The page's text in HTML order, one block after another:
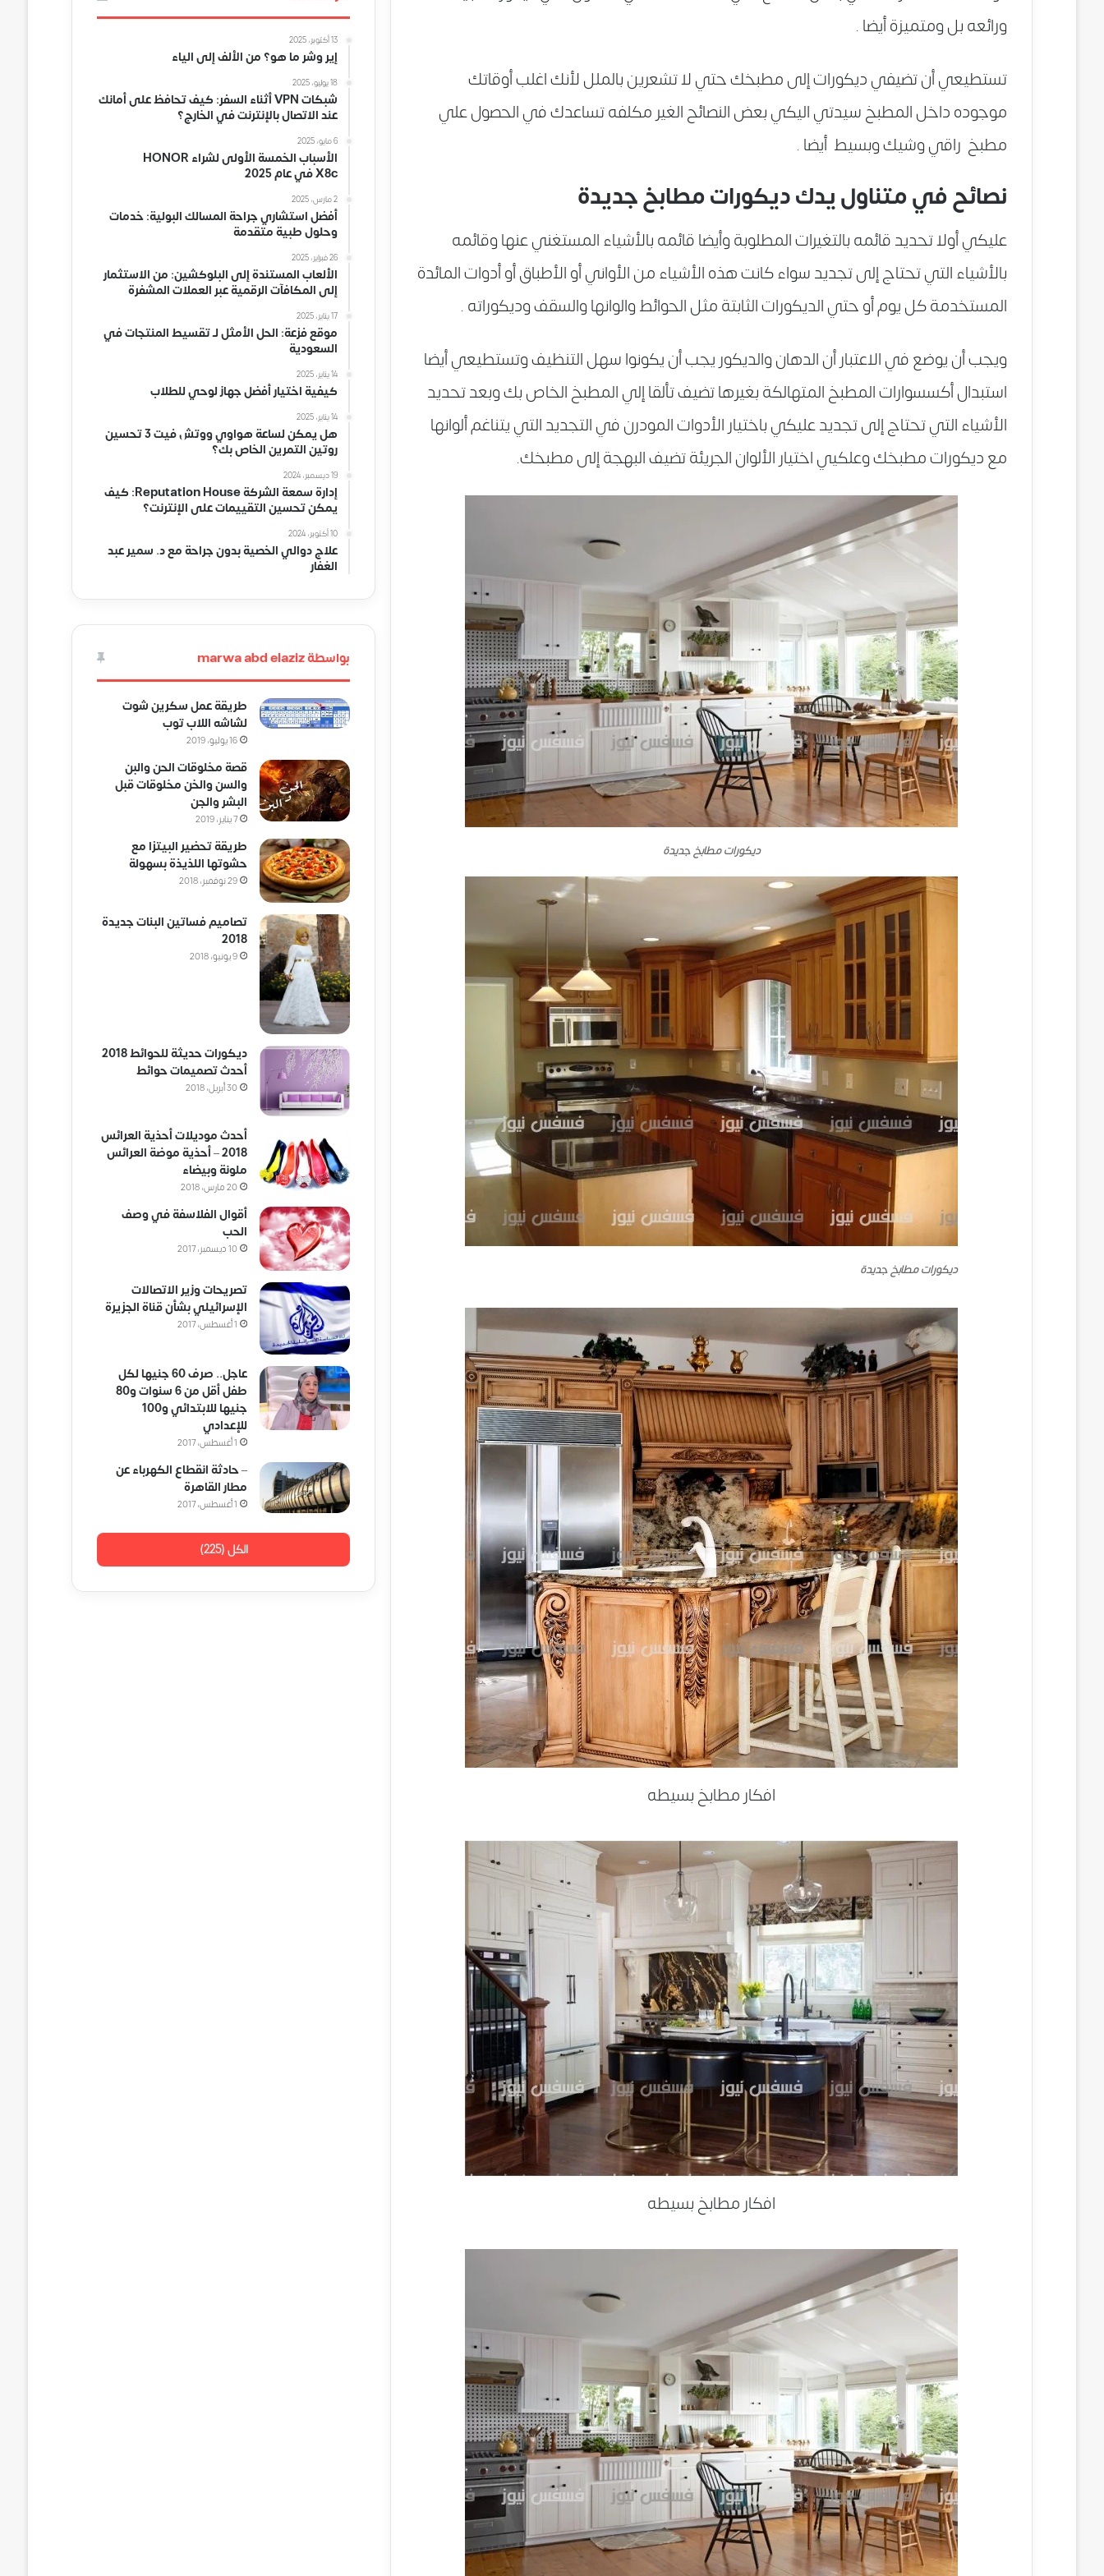
ورائعه بل ومتميزة أيضا .
تستطيعي أن تضيفي ديكورات إلى مطبخك حتي لا تشعرين بالملل لأنك اغلب أوقاتك
موجوده داخل المطبخ سيدتي اليكي بعض النصائح الغير مكلفه تساعدك في الحصول علي
مطبخ راقي وشيك وبسيط أيضا .
نصائح في متناول يدك ديكورات مطابخ جديدة
عليكي أولا تحديد قائمه بالتغيرات المطلوبة وأيضا قائمه بالأشياء المستغني عنها وقائمه
بالأشياء التي تحتاج إلى تجديد سواء كانت هذه الأشياء من الأواني أو الأطباق أو أدوات المائدة
المستخدمة كل يوم أو حتي الديكورات الثابتة مثل الحوائط والوانها والسقف وديكوراته .
ويجب أن يوضع في الاعتبار أن الدهان والديكور يجب أن يكونوا سهل التنظيف وتستطيعي أيضا
استبدال أكسسوارات المطبخ المتهالكة بغيرها تضيف تألقا إلي المطبخ الخاص بك وبعد تحديد
الأشياء التي تحتاج إلى تجديد عليكي باختيار الأدوات المودرن في التجديد التي يتناغم ألوانها
مع ديكورات مطبخك وعلكيي اختيار الألوان الجريئة تضيف البهجة إلى مطبخك.
ديكورات مطابخ جديدة
ديكورات مطابخ جديدة
افكار مطابخ بسيطه
افكار مطابخ بسيطه
13 أكتوبر، 2025
إير وشر ما هو؟ من الألف إلى الياء
18 يوليو، 2025
شبكات VPN أثناء السفر: كيف تحافظ على أمانك
عند الاتصال بالإنترنت في الخارج؟
6 مايو، 2025
الأسباب الخمسة الأولى لشراء HONOR
X8c في عام 2025
2 مارس، 2025
أفضل استشاري جراحة المسالك البولية: خدمات
وحلول طبية متقدمة
26 فبراير، 2025
الألعاب المستندة إلى البلوكشين: من الاستثمار
إلى المكافآت الرقمية عبر العملات المشفرة
17 يناير، 2025
موقع فزعة: الحل الأمثل لـ تقسيط المنتجات في
السعودية
14 يناير، 2025
كيفية اختيار أفضل جهاز لوحي للطلاب
14 يناير، 2025
هل يمكن لساعة هواوي ووتش فيت 3 تحسين
روتين التمرين الخاص بك؟
19 ديسمبر، 2024
إدارة سمعة الشركة Reputation House: كيف
يمكن تحسين التقييمات على الإنترنت؟
10 أكتوبر، 2024
علاج دوالي الخصية بدون جراحة مع د. سمير عبد
الغفار
بواسطة marwa abd elaziz
طريقة عمل سكرين شوت
لشاشه اللاب توب
16 يوليو، 2019
قصة مخلوقات الحن والبن
والسن والخن مخلوقات قبل
البشر والجن
7 يناير، 2019
طريقة تحضير البيتزا مع
حشوتها اللذيذة بسهولة
29 نوفمبر، 2018
تصاميم فساتين البنات جديدة
2018
9 يونيو، 2018
ديكورات حديثة للحوائط 2018
أحدث تصميمات حوائط
30 أبريل، 2018
أحدث موديلات أحذية العرائس
2018 – أحذية موضة العرائس
ملونة وبيضاء
20 مارس، 2018
أقوال الفلاسفة في وصف
الحب
10 ديسمبر، 2017
تصريحات وزير الاتصالات
الإسرائيلي بشأن قناة الجزيرة
1 أغسطس، 2017
عاجل.. صرف 60 جنيها لكل
طفل أقل من 6 سنوات و80
جنيها للابتدائي و100
للإعدادي
1 أغسطس، 2017
– حادثة انقطاع الكهرباء عن
مطار القاهرة
1 أغسطس، 2017
الكل (225)